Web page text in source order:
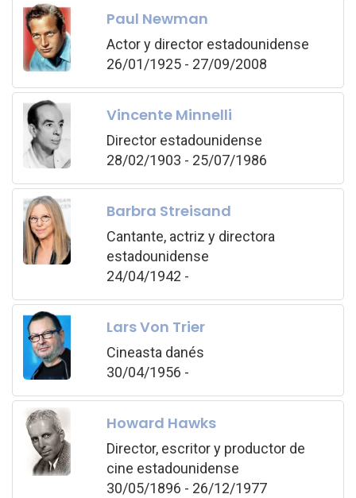
Paul Newman
Actor y director estadounidense
26/01/1925 - 27/09/2008
Vincente Minnelli
Director estadounidense
28/02/1903 - 25/07/1986
Barbra Streisand
Cantante, actriz y directora
estadounidense
24/04/1942 -
Lars Von Trier
Cineasta danés
30/04/1956 -
Howard Hawks
Director, escritor y productor de
cine estadounidense
30/05/1896 - 26/12/1977